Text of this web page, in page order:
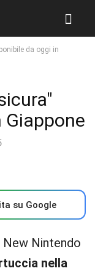
da oggi in
su Google
New Nintendo
nella